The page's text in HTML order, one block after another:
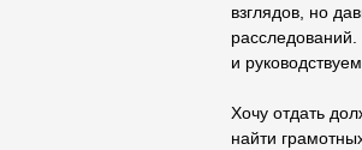
взглядов, но
и
Хочу отдать
найти